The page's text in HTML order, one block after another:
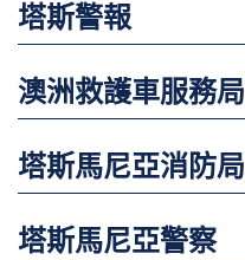
塔斯警報
澳洲救護車服務局
塔斯馬尼亞消防局
塔斯馬尼亞警察